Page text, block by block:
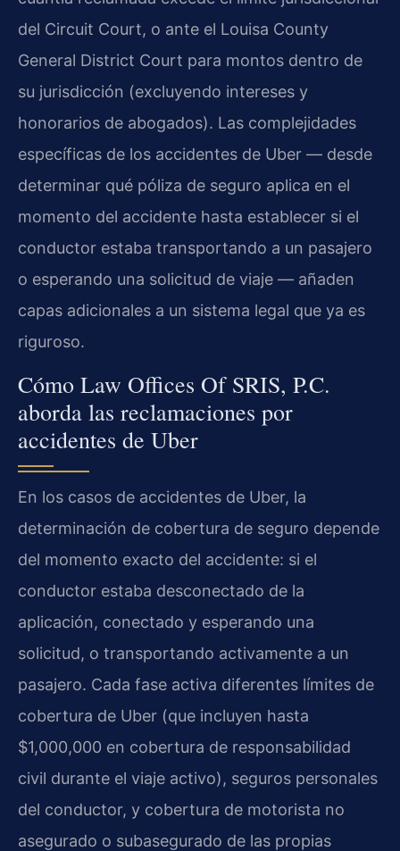
del Circuit Court, o ante el Louisa County
General District Court para montos dentro de
su jurisdicción (excluyendo intereses y
honorarios de abogados). Las complejidades
específicas de los accidentes de Uber — desde
determinar qué póliza de seguro aplica en el
momento del accidente hasta establecer si el
conductor estaba transportando a un pasajero
o esperando una solicitud de viaje — añaden
capas adicionales a un sistema legal que ya es
riguroso.
Cómo Law Offices Of SRIS, P.C.
aborda las reclamaciones por
accidentes de Uber
En los casos de accidentes de Uber, la
determinación de cobertura de seguro depende
del momento exacto del accidente: si el
conductor estaba desconectado de la
aplicación, conectado y esperando una
solicitud, o transportando activamente a un
pasajero. Cada fase activa diferentes límites de
cobertura de Uber (que incluyen hasta
$1,000,000 en cobertura de responsabilidad
civil durante el viaje activo), seguros personales
del conductor, y cobertura de motorista no
asegurado o subasegurado de las propias